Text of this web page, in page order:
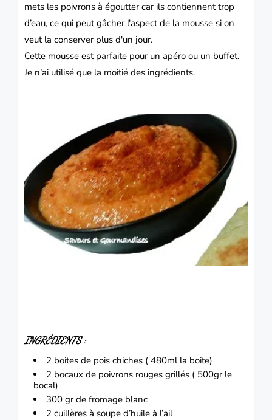
mets les poivrons à égoutter car ils contiennent trop
d’eau, ce qui peut gâcher l'aspect de la mousse si on
veut la conserver plus d'un jour.
Cette mousse est parfaite pour un apéro ou un buffet.
Je n’ai utilisé que la moitié des ingrédients.
INGRÉDIENTS :
2 boites de pois chiches ( 480ml la boite)
2 bocaux de poivrons rouges grillés ( 500gr le
bocal)
300 gr de fromage blanc
2 cuillères à soupe d’huile à l’ail